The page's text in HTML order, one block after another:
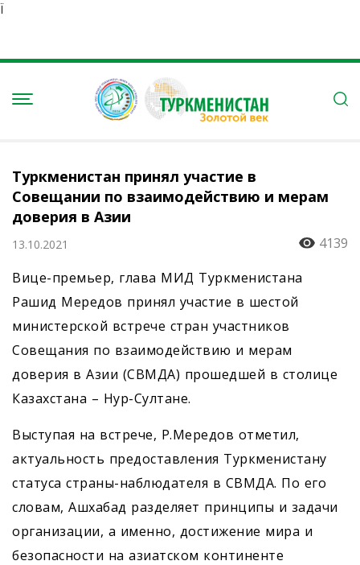
Ï
Туркменистан принял участие в
Совещании по взаимодействию и мерам
доверия в Азии
13.10.2021
4139
Вице-премьер, глава МИД Туркменистана
Рашид Мередов принял участие в шестой
министерской встрече стран участников
Совещания по взаимодействию и мерам
доверия в Азии (СВМДА) прошедшей в столице
Казахстана – Нур-Султане.
Выступая на встрече, Р.Мередов отметил,
актуальность предоставления Туркменистану
статуса страны-наблюдателя в СВМДА. По его
словам, Ашхабад разделяет принципы и задачи
организации, а именно, достижение мира и
безопасности на азиатском континенте